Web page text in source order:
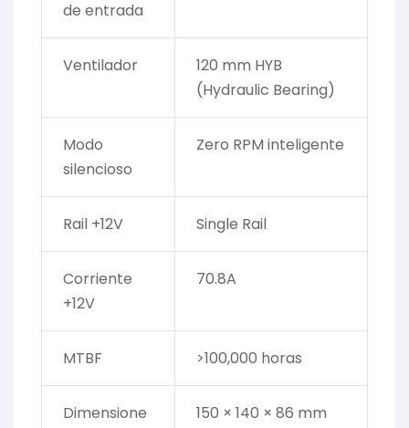
de entrada
Ventilador
120 mm HYB
(Hydraulic Bearing)
Modo
silencioso
Zero RPM inteligente
Rail +12V Single Rail
Corriente
+12V
70.8A
MTBF >100,000 horas
Dimensione
150 × 140 × 86 mm